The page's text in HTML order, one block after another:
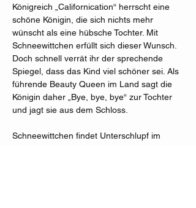
Königreich „Californication“ herrscht eine
schöne Königin, die sich nichts mehr
wünscht als eine hübsche Tochter. Mit
Schneewittchen erfüllt sich dieser Wunsch.
Doch schnell verrät ihr der sprechende
Spiegel, dass das Kind viel schöner sei. Als
führende Beauty Queen im Land sagt die
Königin daher „Bye, bye, bye“ zur Tochter
und jagt sie aus dem Schloss.
Schneewittchen findet Unterschlupf im